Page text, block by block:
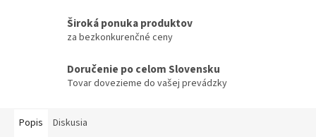
Široká ponuka produktov
za bezkonkurenčné ceny
Doručenie po celom Slovensku
Tovar dovezieme do vašej prevádzky
Popis Diskusia